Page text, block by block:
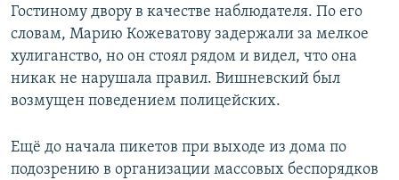
Гостиному двору в качестве наблюдателя. По его
словам, Марию Кожеватову задержали за мелкое
хулиганство, но он стоял рядом и видел, что она
никак не нарушала правил. Вишневский был
возмущен поведением полицейских.
Ещё до начала пикетов при выходе из дома по
подозрению в организации массовых беспорядков